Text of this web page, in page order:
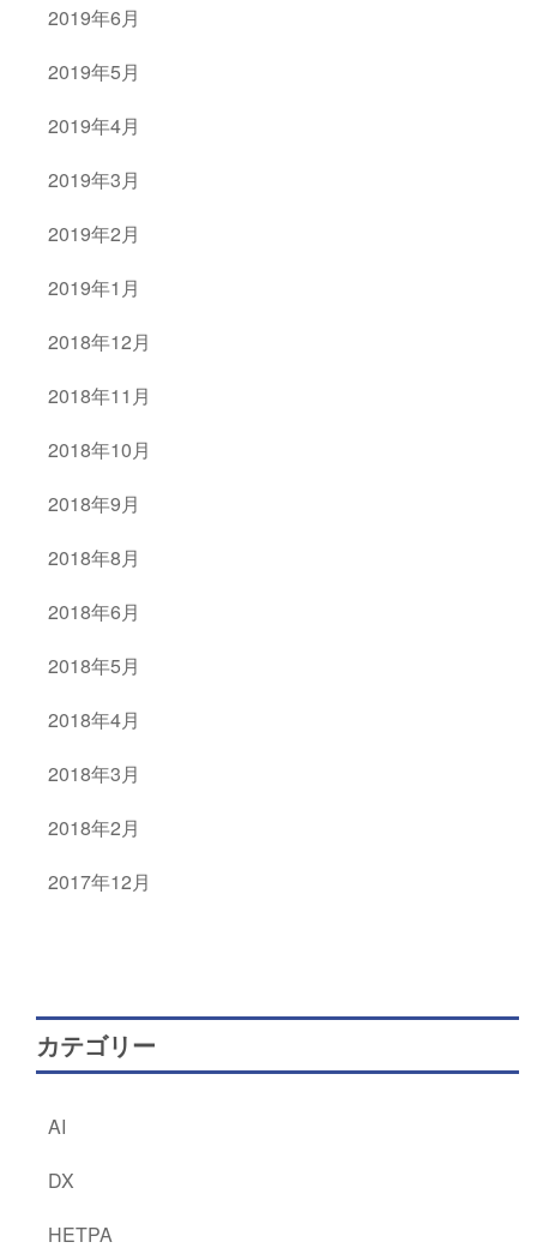
2019年6月
2019年5月
2019年4月
2019年3月
2019年2月
2019年1月
2018年12月
2018年11月
2018年10月
2018年9月
2018年8月
2018年6月
2018年5月
2018年4月
2018年3月
2018年2月
2017年12月
カテゴリー
AI
DX
HETPA